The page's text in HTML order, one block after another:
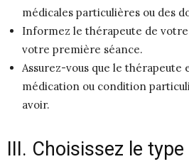
médicales particulières ou des
Informez le thérapeute de
votre première séance.
Assurez-vous que le
médication ou condition
avoir.
III. Choisissez le